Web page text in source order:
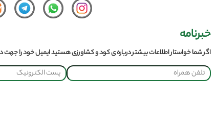
خبرنامه
اگر شما خواستار اطلاعات بیشتر درباره ی کود و کشاورزی هستید ایمیل خود را جهت